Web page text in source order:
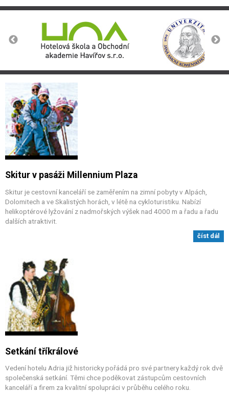
Skitur v pasáži Millennium Plaza
Skitur je cestovní kanceláří se zaměřením na zimní pobyty v Alpách,
Dolomitech a ve Skalistých horách, v létě na cykloturistiku. Nabízí
helikoptérové lyžování z nadmořských výšek nad 4000 m a řadu a řadu
dalších atraktivit.
číst dál
Setkání tříkrálové
Vedení hotelu Adria již historicky pořádá pro své partnery každý rok dvě
společenská setkání. Těmi chce poděkovat zástupcům cestovních
kanceláří a firem za kvalitní spolupráci v průběhu celého roku.